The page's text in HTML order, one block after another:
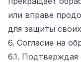
или вправе
для защиты
6. Согласие на
6.1. Подтверждая